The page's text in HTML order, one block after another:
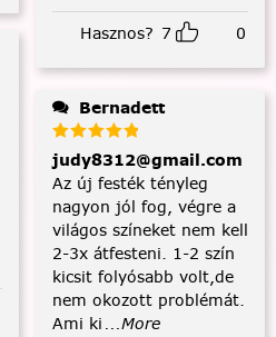
Hasznos? 7 0
Bernadett
judy8312@gmail.com
Az új festék tényleg
nagyon jól fog, végre a
világos színeket nem kell
2-3x átfesteni. 1-2 szín
kicsit folyósabb volt,de
nem okozott problémát.
Ami ki ...More